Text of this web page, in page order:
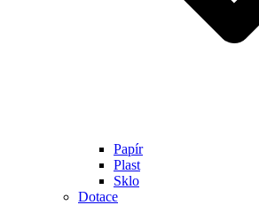
Papír
Plast
Sklo
Dotace